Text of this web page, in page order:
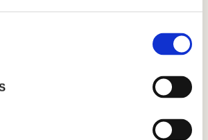
metabolismo della pianta
cellulare e lo sviluppo degli
agendo come vettore di nutrienti
MAGGIORI INFORMAZIONI